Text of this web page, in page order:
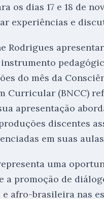
os dias 17 e 18 de
experiências e
Rodrigues
do mês da
Curricular (BNCC)
apresentação
discentes
em suas
uma
a promoção de
afro-brasileira nas